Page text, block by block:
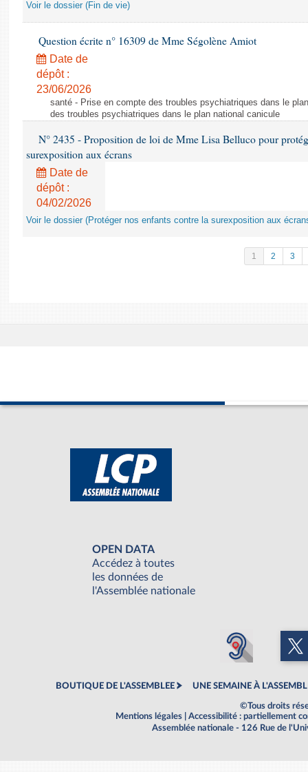
Voir le dossier (Fin de vie)
Question écrite n° 16309 de Mme Ségolène Amiot
Date de
dépôt :
23/06/2026
santé - Prise en compte des troubles psychiatriques dans le
des troubles psychiatriques dans le plan national canicule
N° 2435 - Proposition de loi de Mme Lisa Belluco pour
surexposition aux écrans
Date de
dépôt :
04/02/2026
Voir le dossier (Protéger nos enfants contre la surexposition aux
1 2 3
OPEN DATA
Accédez à toutes
les données de
l'Assemblée nationale
BOUTIQUE DE L'ASSEMBLEE UNE SEMAINE À
©Tous droits
Mentions légales
Accessibilité : partiellement
Assemblée nationale - 126 Rue de